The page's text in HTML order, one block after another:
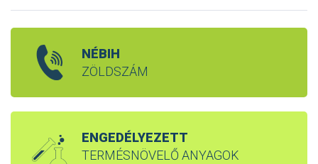
NÉBIH
ZÖLDSZÁM
ENGEDÉLYEZETT
TERMÉSNÖVELŐ ANYAGOK